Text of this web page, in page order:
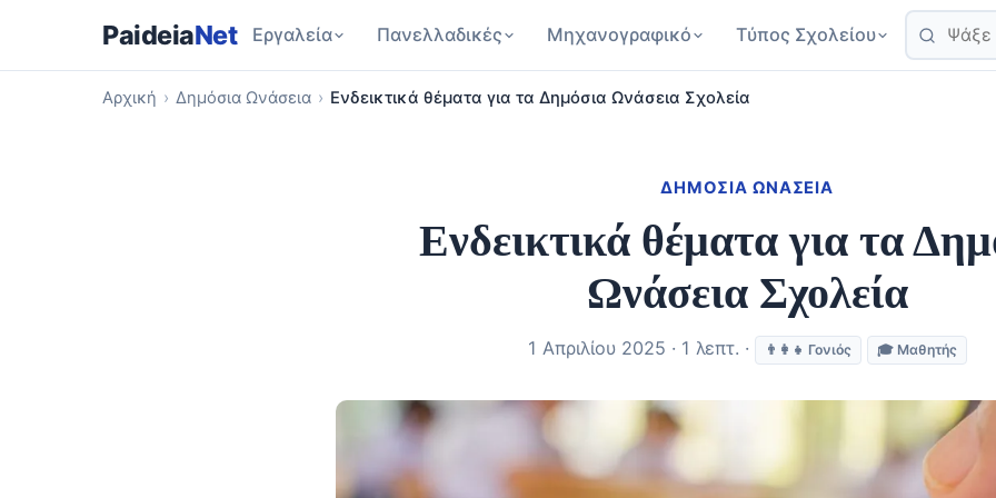
PaideiaNet Εργαλεία Πανελλαδικές Μηχανογραφικό Τύπος Σχολείου
Αρχική › Δημόσια Ωνάσεια › Ενδεικτικά θέματα για τα Δημόσια Ωνάσεια Σχολεία
ΔΗΜΌΣΙΑ ΩΝΆΣΕΙΑ
Ενδεικτικά θέματα για τα
Ωνάσεια Σχολεία
1 Απριλίου 2025 · 1 λεπτ. · 👨‍👩‍👧 Γονιός 🎓 Μαθητής